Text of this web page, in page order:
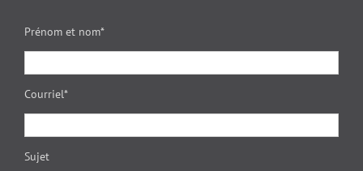
Prénom et nom*
Courriel*
Sujet